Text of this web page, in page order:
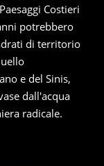
Costieri
potrebbero
di territorio
e del Sinis,
dall'acqua
radicale.